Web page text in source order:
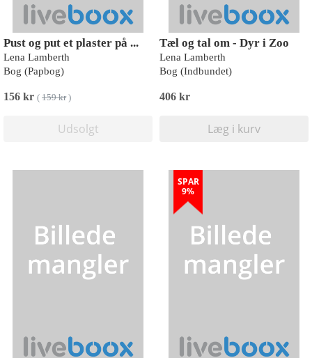
Pust og put et plaster på ...
Lena Lamberth
Bog (Papbog)
156 kr ( 159 kr)
Udsolgt
Tæl og tal om - Dyr i Zoo
Lena Lamberth
Bog (Indbundet)
406 kr
Læg i kurv
SPAR
9%